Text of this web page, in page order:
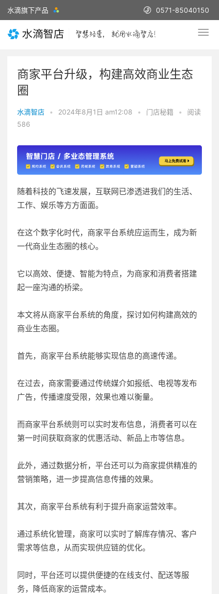
水滴旗下产品 0571-85040150
商家平台升级，构建高效商业生态
圈
水滴智店 • 2024年8月1日 am12:08 • 门店秘籍 •
阅读
586
随着科技的飞速发展，互联网已渗透进我们的生活、
工作、娱乐等方方面面。
在这个数字化时代，商家平台系统应运而生，成为新
一代商业生态圈的核心。
它以高效、便捷、智能为特点，为商家和消费者搭建
起一座沟通的桥梁。
本文将从商家平台系统的角度，探讨如何构建高效的
商业生态圈。
首先，商家平台系统能够实现信息的高速传递。
在过去，商家需要通过传统媒介如报纸、电视等发布
广告，传播速度受限，效果也难以衡量。
而商家平台系统则可以实时发布信息，消费者可以在
第一时间获取商家的优惠活动、新品上市等信息。
此外，通过数据分析，平台还可以为商家提供精准的
营销策略，进一步提高信息传播的效果。
其次，商家平台系统有利于提升商家运营效率。
通过系统化管理，商家可以实时了解库存情况、客户
需求等信息，从而实现供应链的优化。
同时，平台还可以提供便捷的在线支付、配送等服
务，降低商家的运营成本。